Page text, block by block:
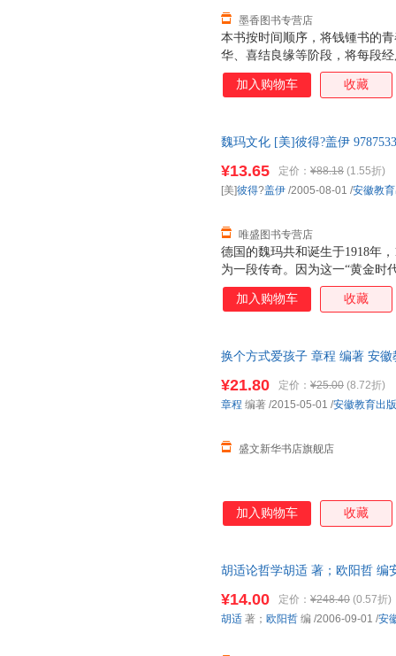
本书按时间顺序，将钱锺书的
华、喜结良缘等阶段，将每段
之余作了深刻的解读，充分展
墨香图书专营店
加入购物车 收藏
魏玛文化 [美]彼得?盖伊
德国的魏玛共和诞生于1918年
为一段传奇。因为这一“黄金时
斯坦、托马斯·曼、康定斯基、
勒、勋伯格等，让我们不得不
此，中国读者来好好读读魏玛
¥13.65 定价： ¥88.18 (1.55折)
唯盛图书专营店
[美]彼得?盖伊 /2005-08-01 /安徽教
加入购物车 收藏
换个方式爱孩子 章程 编著 安
¥21.80 定价： ¥25.00 (8.72折)
盛文新华书店旗舰店
章程 编著 /2015-05-01 /安徽教育出
加入购物车 收藏
胡适论哲学胡适 著；欧阳哲 编
¥14.00 定价： ¥248.40 (0.57折)
胡适 著； 欧阳哲 编 /2006-09-01 /安